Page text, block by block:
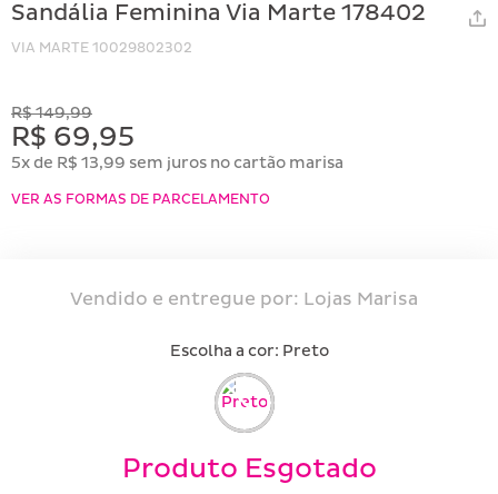
Sandália Feminina Via Marte 178402
VIA MARTE 10029802302
R$ 149,99
R$ 69,95
5x de R$ 13,99 sem juros no cartão marisa
VER AS FORMAS DE PARCELAMENTO
Vendido e entregue por: Lojas Marisa
Escolha a cor: preto
Produto Esgotado